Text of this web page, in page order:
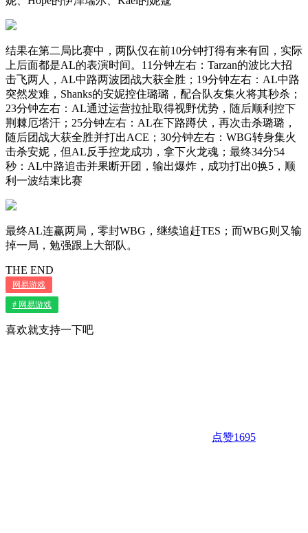
结果在第二局比赛中，两队仅在前10分钟打得有来有回，实际
上后面都是AL的表演时间。11分钟左右：Tarzan的波比大招
击飞两人，AL中路两波团战大获全胜；19分钟左右：AL中路
突然发难，Shanks的安妮控住璐璐，配合队友集火将其秒杀；
23分钟左右：AL通过运营拉扯取得视野优势，随后顺利控下
荆棘厄塔汗；25分钟左右：AL在下路蹲伏，再次击杀璐璐，
随后团战大获全胜并打出ACE；30分钟左右：WBG转身集火
击杀安妮，但AL反手控龙成功，拿下火龙魂；最终34分54
秒：AL中路追击并果断开团，输出爆炸，成功打出0换5，顺
利一波结束比赛
最终AL连赢两局，零封WBG，继续追赶TES；而WBG则又输
掉一局，勉强跟上大部队。
THE END
网易游戏
# 网易游戏
喜欢就支持一下吧
点赞1695